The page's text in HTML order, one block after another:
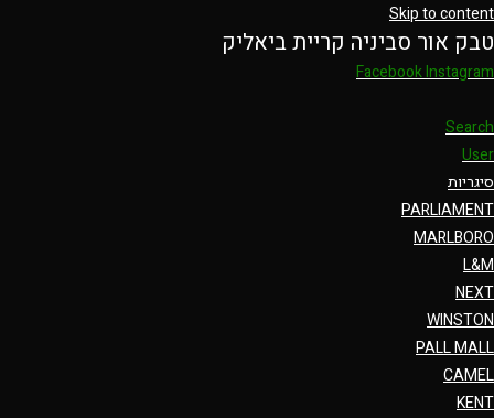
Skip to content
טבק אור סביניה קריית ביאליק
FacebookInstagram
Search
User
סיגריות
PARLIAMENT
MARLBORO
L&M
NEXT
WINSTON
PALL MALL
CAMEL
KENT